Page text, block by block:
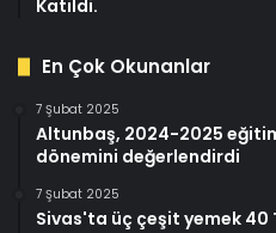
Katildi.
En Çok Okunanlar
7 Şubat 2025
Altunbaş, 2024-2025
dönemini değerlendirdi
7 Şubat 2025
Sivas'ta üç çeşit yemek 40